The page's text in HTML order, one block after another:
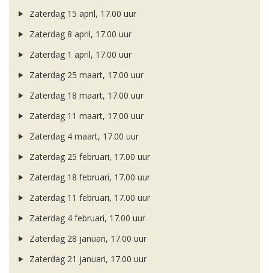
Zaterdag 15 april, 17.00 uur
Zaterdag 8 april, 17.00 uur
Zaterdag 1 april, 17.00 uur
Zaterdag 25 maart, 17.00 uur
Zaterdag 18 maart, 17.00 uur
Zaterdag 11 maart, 17.00 uur
Zaterdag 4 maart, 17.00 uur
Zaterdag 25 februari, 17.00 uur
Zaterdag 18 februari, 17.00 uur
Zaterdag 11 februari, 17.00 uur
Zaterdag 4 februari, 17.00 uur
Zaterdag 28 januari, 17.00 uur
Zaterdag 21 januari, 17.00 uur